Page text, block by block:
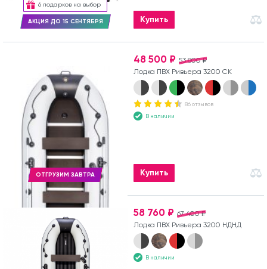
6 подарков на выбор
АКЦИЯ ДО 15 СЕНТЯБРЯ Купить
ОТГРУЗИМ ЗАВТРА
53 800 ₽
48 500 ₽
Лодка ПВХ Ривьера 3200 СК
86 отзывов
В наличии
Купить
67 400 ₽
58 760 ₽
Лодка ПВХ Ривьера 3200 НДНД
В наличии